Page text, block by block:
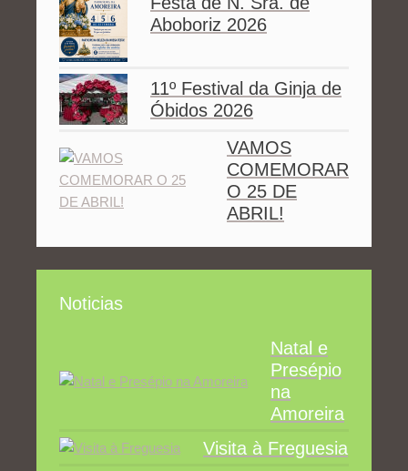
Aboboriz 2026
11º Festival da Ginja de
Óbidos 2026
VAMOS
COMEMORAR
O 25 DE
ABRIL!
Noticias
Natal e
Presépio
na
Amoreira
Visita à Freguesia